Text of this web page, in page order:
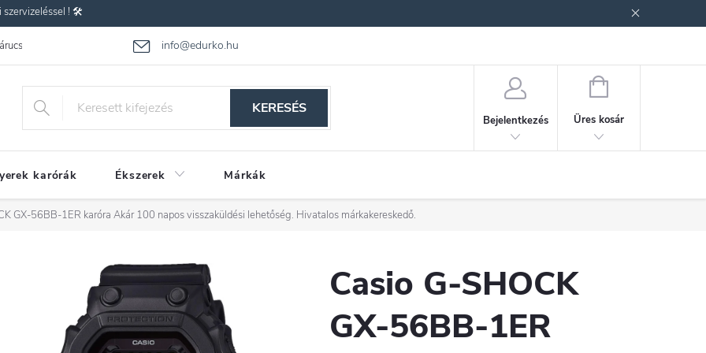
szervizeléssel ! 🛠️
info@edurko.hu
Gyakran ismételt kérdések
KERESÉS
Bejelentkezés
KOSÁR
Üres kosár
karórák Ékszerek Márkák
GX-56BB-1ER karóra Akár 100 napos visszaküldési lehetőség. Hivatalos márkakereskedő.
Casio G-SHOCK
GX-56BB-1ER